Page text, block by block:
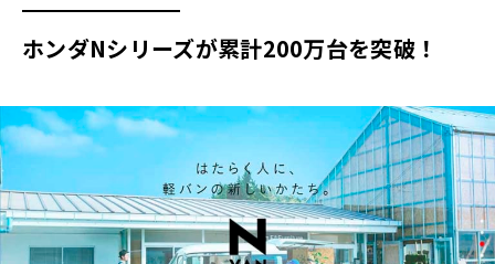
ホンダNシリーズが累計200万台を突破！